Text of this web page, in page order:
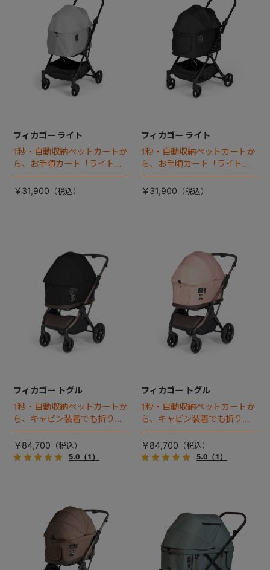
フィカゴー ライト
1秒・自動収納ペットカートか
ら、お手頃カート「ライト」
が登場！
￥31,900
フィカゴー ライト
1秒・自動収納ペットカートか
ら、お手頃カート「ライト」
が登場！
￥31,900
フィカゴー トグル
1秒・自動収納ペットカートか
ら、キャビン装着でも折りた
ためるモデルが登場！
￥84,700
5.0（1）
フィカゴー トグル
1秒・自動収納ペットカートか
ら、キャビン装着でも折りた
ためるモデルが登場！
￥84,700
5.0（1）